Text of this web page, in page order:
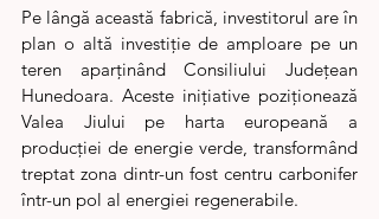
Pe lângă această fabrică, investitorul are în
plan o altă investiție de amploare pe un
teren aparținând Consiliului Județean
Hunedoara. Aceste inițiative poziționează
Valea Jiului pe harta europeană a
producției de energie verde, transformând
treptat zona dintr-un fost centru carbonifer
într-un pol al energiei regenerabile.